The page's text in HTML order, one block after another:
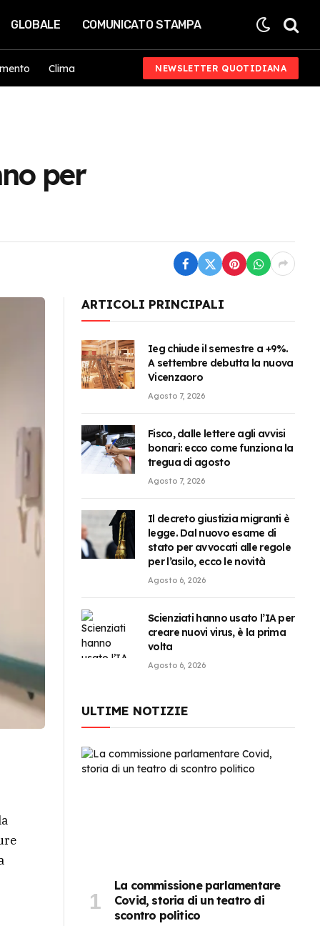
GLOBALE COMUNICATO STAMPA
Clima NEWSLETTER QUOTIDIANA
per
ARTICOLI PRINCIPALI
Ieg chiude il semestre a +9%.
A settembre debutta la nuova
Vicenzaoro
Agosto 7, 2026
Fisco, dalle lettere agli avvisi
bonari: ecco come funziona la
tregua di agosto
Agosto 7, 2026
Il decreto giustizia migranti è
legge. Dal nuovo esame di
stato per avvocati alle regole
per l’asilo, ecco le novità
Agosto 6, 2026
Scienziati hanno usato l’IA per
creare nuovi virus, è la prima
volta
Agosto 6, 2026
ULTIME NOTIZIE
La commissione parlamentare
Covid, storia di un teatro di
scontro politico